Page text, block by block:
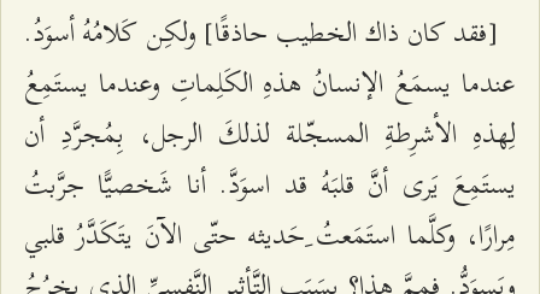
[فقد كان ذاك الخطيب حاذقًا] ولكِن كَلامُهُ أسوَدُ.
عندما يسمَعُ الإنسانُ هذهِ الكَلِماتِ وعندما يستَمِعُ
لِهذهِ الأشرِطةِ المسجّلة لذلكَ الرجل، بِمُجرَّدِ أن
يستَمِعَ يَرى أنَّ قلبَهُ قد اسوَدَّ. أنا شَخصيًّا جرَّبتُ
مِرارًا، وكلَّما استَمَعتُ ِحَديثه حتّى الآنَ يتَكَدَّرُ قلبي